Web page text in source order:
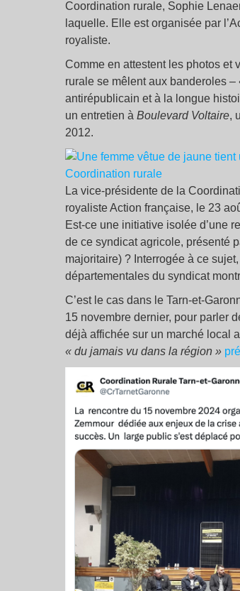
Coordination rurale, Sophie
laquelle. Elle est organisée par
royaliste.
Comme en attestent les photos et
rurale se mêlent aux banderoles
antirépublicain et à la longue
un entretien à Boulevard Voltaire,
2012.
La vice-présidente de la
royaliste Action française, le 23
Est-ce une initiative isolée d’une
de ce syndicat agricole, présenté
majoritaire) ? Interrogée à ce
départementales du syndicat
C’est le cas dans le Tarn-et-
15 novembre dernier, pour parler
déjà affichée sur un marché local
« du jamais vu dans la région »